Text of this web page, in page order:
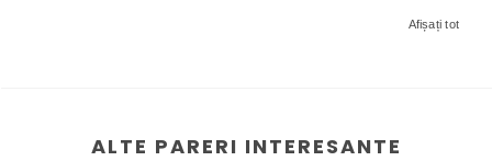
Afișați tot
ALTE PARERI INTERESANTE